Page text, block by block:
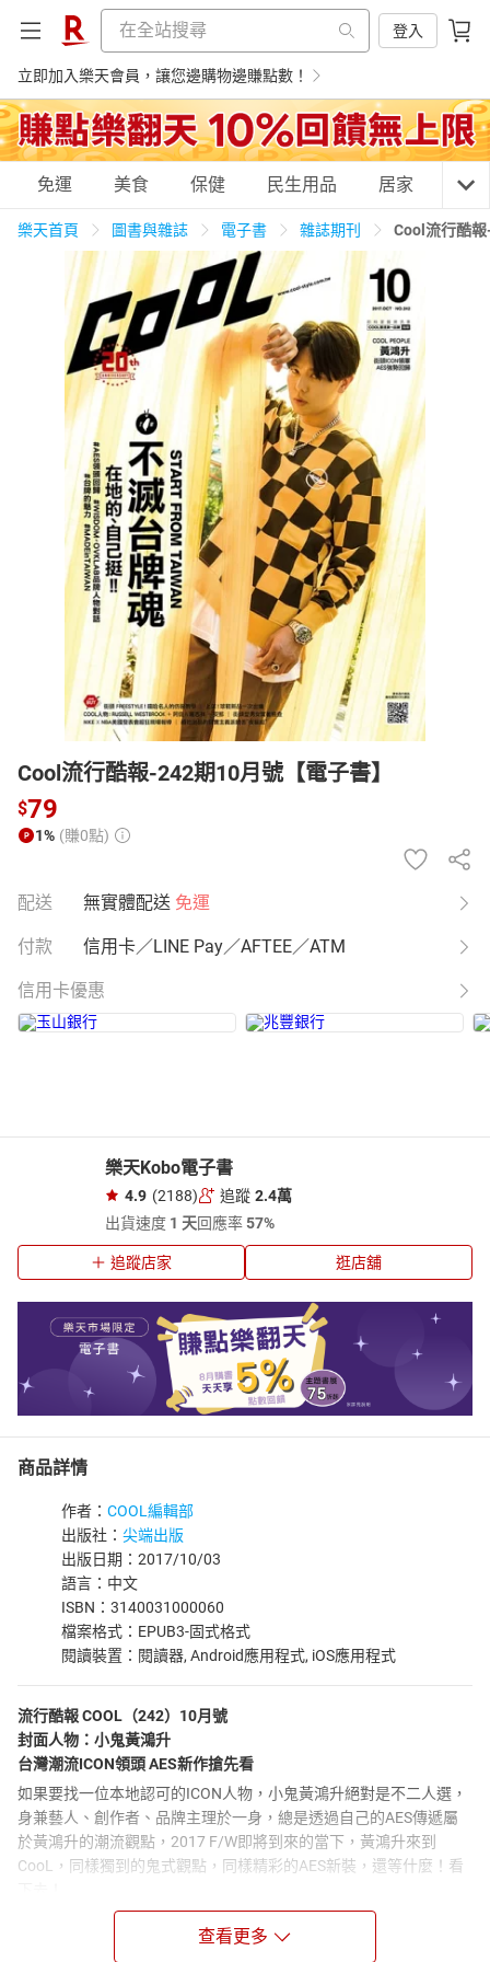
登入
立即加入樂天會員，讓您邊購物邊賺點數！
購物網分類
天天免運 美食蛋糕 養生保健 民生用品
居家生活 運動休閒
女裝 男裝 化妝保養 情趣用品
日本購物 電子/紙本書
HOT
免運 美食 保健 民生用品 居家 3C
樂天首頁 圖書與雜誌 電子書 雜誌期刊 Cool流行酷
Cool流行酷報-242期10月號【電子書】
$79
1% (賺0點)
配送 無實體配送 免運
付款 信用卡／LINE Pay／AFTEE／ATM
信用卡優惠
樂天Kobo電子書
4.9 (2188) 追蹤 2.4萬
出貨速度 1 天回應率57%
追蹤店家 逛店舖
商品詳情
作者： COOL編輯部
出版社： 尖端出版
出版日期：2017/10/03
語言：中文
ISBN：3140031000060
檔案格式：EPUB3-固式格式
閱讀裝置：閱讀器, Android應用程式, iOS應用程式
流行酷報 COOL（242）10月號
封面人物：小鬼黃鴻升
台灣潮流ICON領頭 AES新作搶先看
如果要找一位本地認可的ICON人物，小鬼黃鴻升絕對是不二人選，
身兼藝人、創作者、品牌主理於一身，總是透過自己的AES傳遞屬
於黃鴻升的潮流觀點，2017 F/W即將到來的當下，黃鴻升來到
CooL，同樣獨到的鬼式觀點，同樣精彩的AES新裝，還等什麼！看
查看更多